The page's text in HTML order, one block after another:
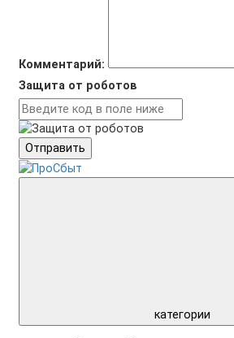
Комментарий:
Защита от роботов
Отправить
категории